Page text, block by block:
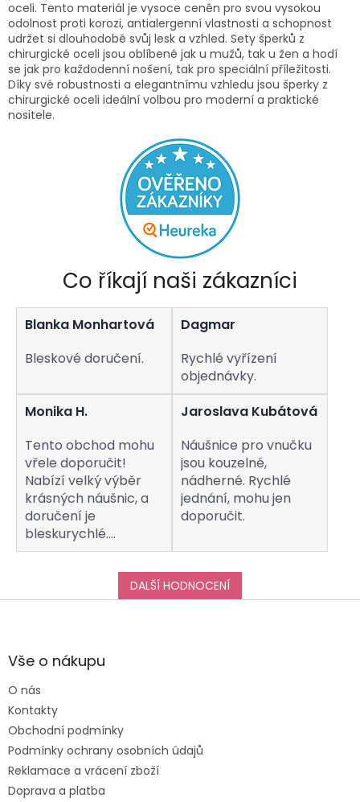
p
r
v
k
y
v
ý
s
u
oceli. Tento materiál je vysoce ceněn pro svou vysokou
odolnost proti korozi, antialergenní vlastnosti a schopnost
udržet si dlouhodobě svůj lesk a vzhled. Sety šperků z
chirurgické oceli jsou oblíbené jak u mužů, tak u žen a hodí
se jak pro každodenní nošení, tak pro speciální příležitosti.
Díky své robustnosti a elegantnímu vzhledu jsou šperky z
chirurgické oceli ideální volbou pro moderní a praktické
nositele.
Co říkají naši zákazníci
Blanka Monhartová
Bleskové doručení.
Dagmar
Rychlé vyřízení
objednávky.
Monika H.
Tento obchod mohu
vřele doporučit!
Nabízí velký výběr
krásných náušnic, a
doručení je
bleskurychlé.
Komunikaci s
obchodem hodnotím
taktéž na jedničku!
Děkuji za vše, a určitě
Jaroslava Kubátová
Náušnice pro vnučku
jsou kouzelné,
nádherné. Rychlé
jednání, mohu jen
doporučit.
DALŠÍ HODNOCENÍ
Z
aVše o nákupu
O nás
Kontakty
Obchodní podmínky
Podmínky ochrany osobních údajů
Reklamace a vrácení zboží
Doprava a platba